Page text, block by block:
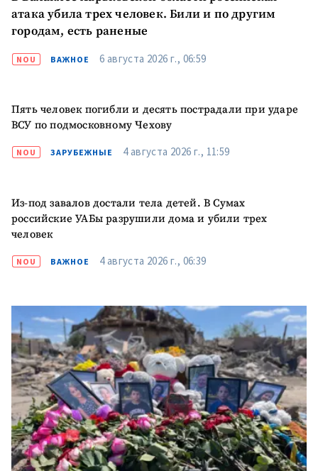
атака убила трех человек. Били и по другим
городам, есть раненые
NOU ВАЖНОЕ 6 августа 2026 г., 06:59
Пять человек погибли и десять пострадали при ударе
ВСУ по подмосковному Чехову
NOU ЗАРУБЕЖНЫЕ 4 августа 2026 г., 11:59
Из-под завалов достали тела детей. В Сумах
российские УАБы разрушили дома и убили трех
человек
NOU ВАЖНОЕ 4 августа 2026 г., 06:39
МОЯ НОВОСТЬ
Заголовок новости
+ Добавить
заголовок